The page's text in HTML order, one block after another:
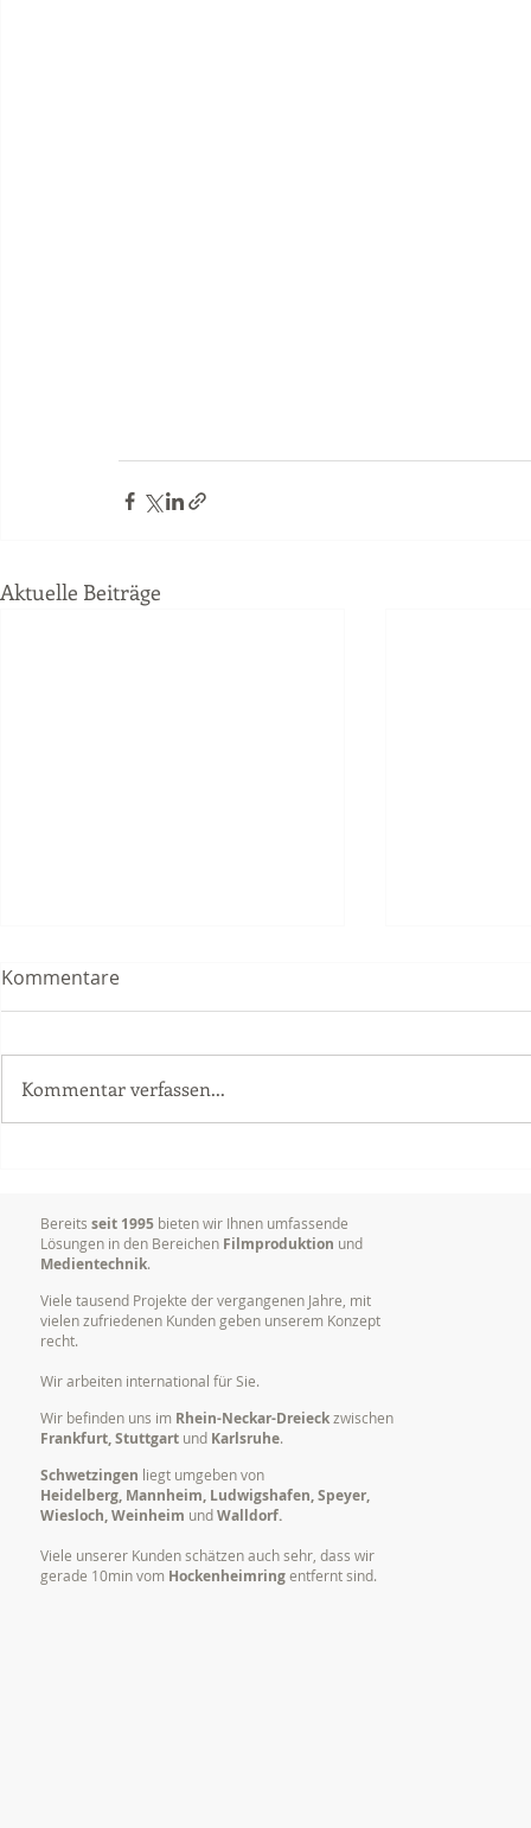
Aktuelle Beiträge
durch bewegte Bilder
Kommentare
Kommentar verfassen...
Bereits seit 1995 bieten wir Ihnen umfassende
Lösungen in den Bereichen Filmproduktion und
Medientechnik.
Viele tausend Projekte der vergangenen Jahre, mit
vielen zufriedenen Kunden geben unserem Konzept
recht.
Wir arbeiten international für Sie.
Wir befinden uns im Rhein-Neckar-Dreieckzwischen
Frankfurt, Stuttgart und Karlsruhe.
Schwetzingen liegt umgeben von
Heidelberg, Mannheim, Ludwigshafen, Speyer,
Wiesloch, Weinheim undWalldorf.
Viele unserer Kunden schätzen auch sehr, dass wir
gerade 10min vom Hockenheimringentfernt sind.